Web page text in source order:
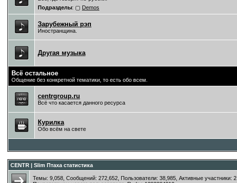
Подразделы: Demos
Зарубежный рэп
Иностранщина.
Другая музыка
Всё остальное
Общение без конкретной тематики, то есть обо всем.
centrgroup.ru
Всё что касается данного ресурса
Курилка
Обо всём на свете
CENTR | Slim Птаха статистика
Темы: 9,058, Сообщений: 272,652, Пользователи: 38,985, Активные участники: 2